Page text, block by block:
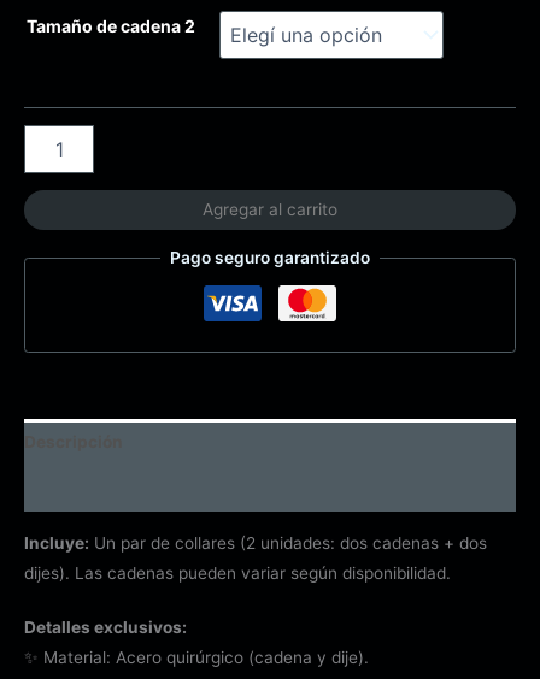
Tamaño de cadena 2
Agregar al carrito
Pago seguro garantizado
Incluye: Un par de collares (2 unidades: dos cadenas + dos
dijes). Las cadenas pueden variar según disponibilidad.
Detalles exclusivos:
✨ Material: Acero quirúrgico (cadena y dije).